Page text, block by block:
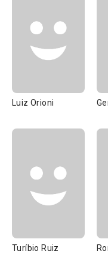
Luiz Orioni
Turíbio Ruiz